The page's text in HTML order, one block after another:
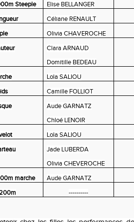
Steeple
Elise BELLANGER
Céliane RENAULT
Olivia CHAVEROCHE
Clara ARNAUD
Domitille BEDEAU
Lola SALIOU
Camille FOLLIOT
Aude GARNATZ
Chloé LENOIR
Lola SALIOU
Jade LUBERDA
Olivia CHEVEROCHE
marche
Aude GARNATZ
----------